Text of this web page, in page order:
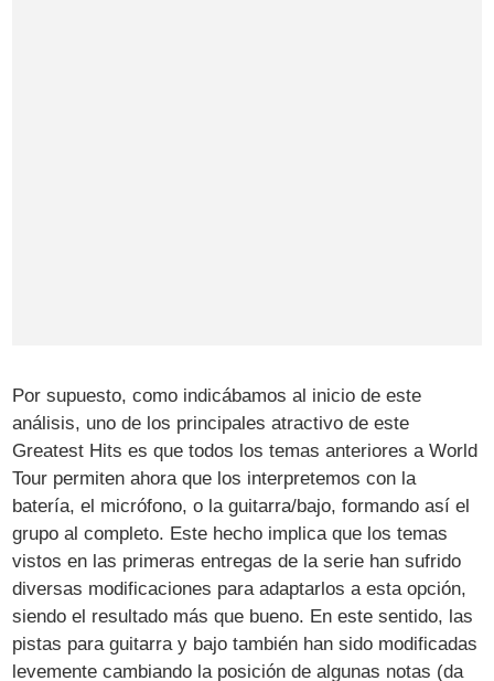
Por supuesto, como indicábamos al inicio de este
análisis, uno de los principales atractivo de este
Greatest Hits es que todos los temas anteriores a World
Tour permiten ahora que los interpretemos con la
batería, el micrófono, o la guitarra/bajo, formando así el
grupo al completo. Este hecho implica que los temas
vistos en las primeras entregas de la serie han sufrido
diversas modificaciones para adaptarlos a esta opción,
siendo el resultado más que bueno. En este sentido, las
pistas para guitarra y bajo también han sido modificadas
levemente cambiando la posición de algunas notas (da